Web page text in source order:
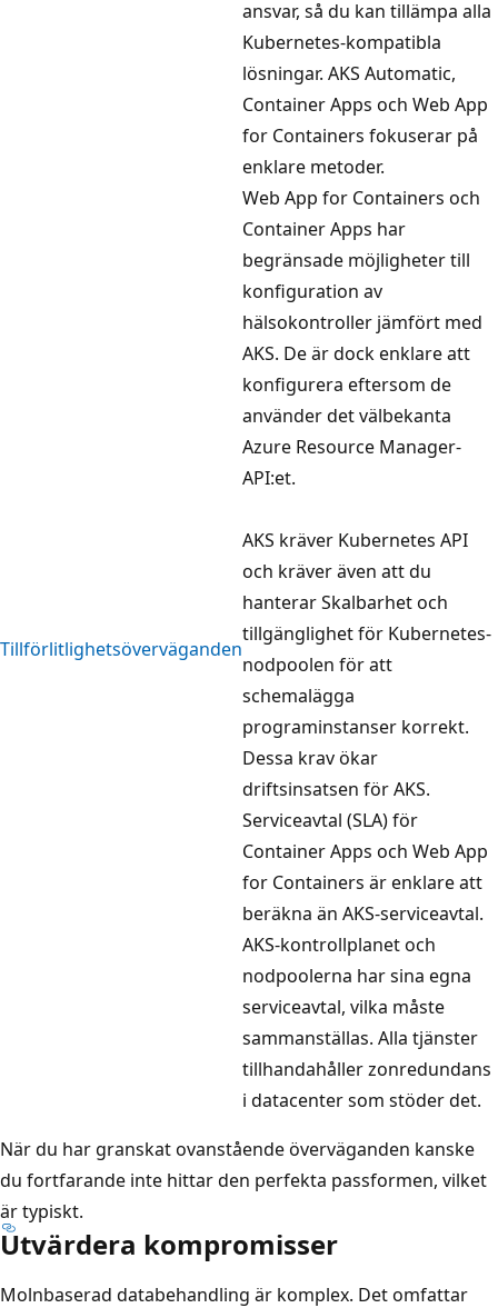
ansvar, så du kan tillämpa alla
Kubernetes-kompatibla
lösningar. AKS Automatic,
Container Apps och Web App
for Containers fokuserar på
enklare metoder.
Tillförlitlighetsöverväganden
Web App for Containers och
Container Apps har
begränsade möjligheter till
konfiguration av
hälsokontroller jämfört med
AKS. De är dock enklare att
konfigurera eftersom de
använder det välbekanta
Azure Resource Manager-
API:et.
AKS kräver Kubernetes API
och kräver även att du
hanterar Skalbarhet och
tillgänglighet för Kubernetes-
nodpoolen för att
schemalägga
programinstanser korrekt.
Dessa krav ökar
driftsinsatsen för AKS.
Serviceavtal (SLA) för
Container Apps och Web App
for Containers är enklare att
beräkna än AKS-serviceavtal.
AKS-kontrollplanet och
nodpoolerna har sina egna
serviceavtal, vilka måste
sammanställas. Alla tjänster
tillhandahåller zonredundans
i datacenter som stöder det.
När du har granskat ovanstående överväganden kanske
du fortfarande inte hittar den perfekta passformen, vilket
är typiskt.
Utvärdera kompromisser
Molnbaserad databehandling är komplex. Det omfattar